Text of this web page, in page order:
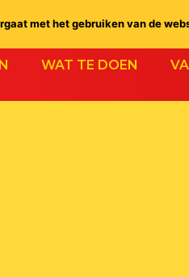
WAT TE DOEN
met het gebruiken van de